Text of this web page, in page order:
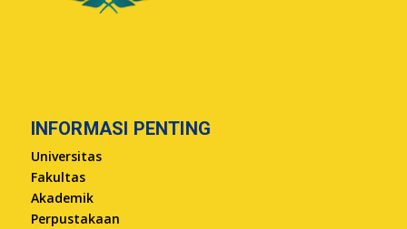
INFORMASI PENTING
Universitas
Fakultas
Akademik
Perpustakaan